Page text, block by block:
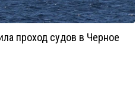
проход судов в Черное